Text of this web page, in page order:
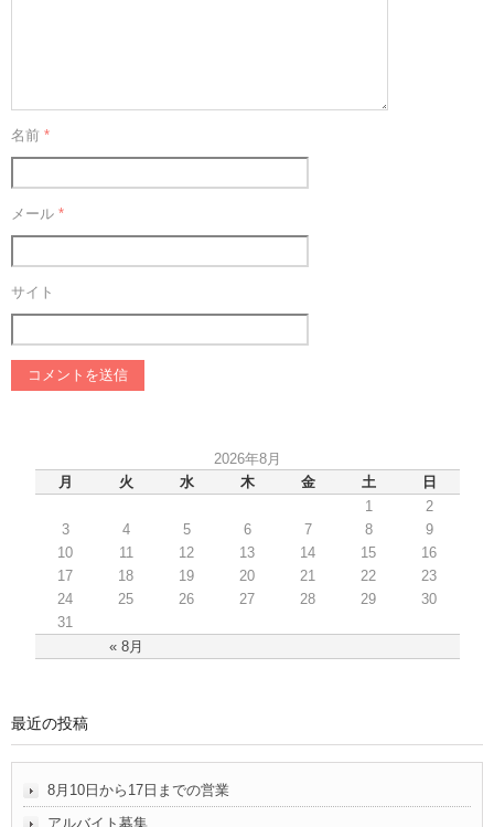
名前 *
メール *
サイト
2026年8月
月
火 水 木 金 土 日
« 8月
1
2
3
4 5 6 7 8
9
10
11 12 13 14 15
16
17
18 19 20 21 22
23
24
25 26 27 28 29
30
31
最近の投稿
8月10日から17日までの営業
アルバイト募集